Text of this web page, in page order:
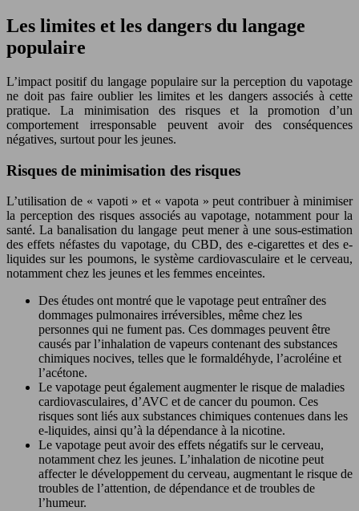
Les limites et les dangers du langage
populaire
L’impact positif du langage populaire sur la perception du vapotage
ne doit pas faire oublier les limites et les dangers associés à cette
pratique. La minimisation des risques et la promotion d’un
comportement irresponsable peuvent avoir des conséquences
négatives, surtout pour les jeunes.
Risques de minimisation des risques
L’utilisation de « vapoti » et « vapota » peut contribuer à minimiser
la perception des risques associés au vapotage, notamment pour la
santé. La banalisation du langage peut mener à une sous-estimation
des effets néfastes du vapotage, du CBD, des e-cigarettes et des e-
liquides sur les poumons, le système cardiovasculaire et le cerveau,
notamment chez les jeunes et les femmes enceintes.
Des études ont montré que le vapotage peut entraîner des
dommages pulmonaires irréversibles, même chez les
personnes qui ne fument pas. Ces dommages peuvent être
causés par l’inhalation de vapeurs contenant des substances
chimiques nocives, telles que le formaldéhyde, l’acroléine et
l’acétone.
Le vapotage peut également augmenter le risque de maladies
cardiovasculaires, d’AVC et de cancer du poumon. Ces
risques sont liés aux substances chimiques contenues dans les
e-liquides, ainsi qu’à la dépendance à la nicotine.
Le vapotage peut avoir des effets négatifs sur le cerveau,
notamment chez les jeunes. L’inhalation de nicotine peut
affecter le développement du cerveau, augmentant le risque de
troubles de l’attention, de dépendance et de troubles de
l’humeur.